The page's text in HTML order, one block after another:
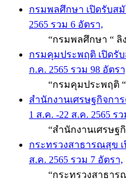
กรมพลศึกษา เปิดรับส
2565 รวม 6 อัตรา,
“กรมพลศึกษา “ ลิงค์:
กรมคุมประพฤติ เปิดรั
ก.ค. 2565 รวม 98 อัตร
“กรมคุมประพฤติ “ ลิ
สำนักงานเศรษฐกิจกา
1 ส.ค. -22 ส.ค. 2565 ร
“สำนักงานเศรษฐกิจ
กระทรวงสาธารณสุข
ส.ค. 2565 รวม 7 อัตรา,
“กระทรวงสาธารณสุ